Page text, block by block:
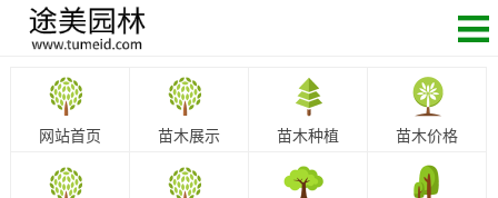
网站首页 苗木展示 苗木种植 苗木价格